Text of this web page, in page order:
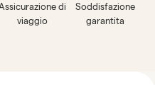
di
viaggio
Soddisfazione
garantita